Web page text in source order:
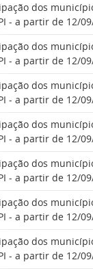
dos
- a partir de 12/
dos
- a partir de 12/
dos
- a partir de 12/
dos
- a partir de 12/
dos
- a partir de 12/
dos
- a partir de 12/
dos
- a partir de 12/